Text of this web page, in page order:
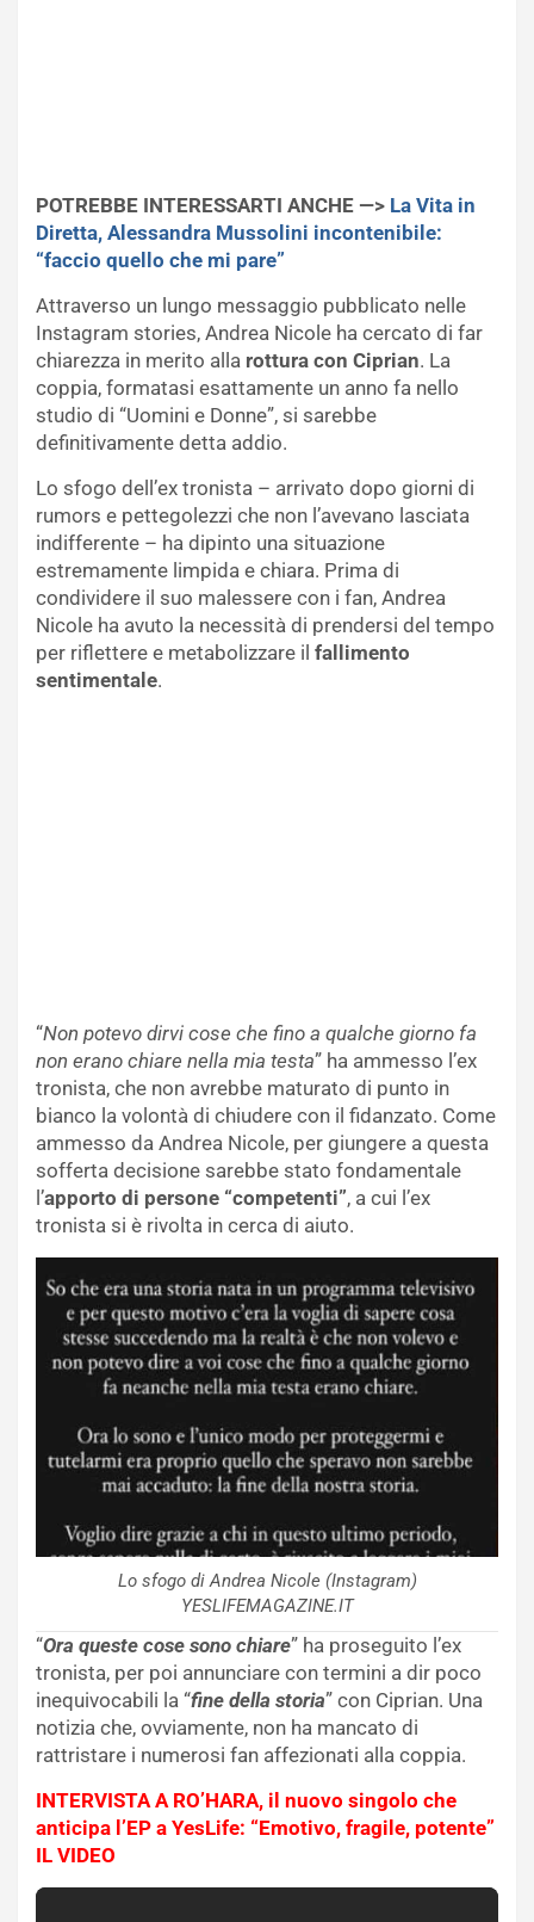
POTREBBE INTERESSARTI ANCHE —> La Vita in
Diretta, Alessandra Mussolini incontenibile:
“faccio quello che mi pare”
Attraverso un lungo messaggio pubblicato nelle
Instagram stories, Andrea Nicole ha cercato di far
chiarezza in merito alla rottura con Ciprian. La
coppia, formatasi esattamente un anno fa nello
studio di “Uomini e Donne”, si sarebbe
definitivamente detta addio.
Lo sfogo dell’ex tronista – arrivato dopo giorni di
rumors e pettegolezzi che non l’avevano lasciata
indifferente – ha dipinto una situazione
estremamente limpida e chiara. Prima di
condividere il suo malessere con i fan, Andrea
Nicole ha avuto la necessità di prendersi del tempo
per riflettere e metabolizzare il fallimento
sentimentale.
“Non potevo dirvi cose che fino a qualche giorno fa
non erano chiare nella mia testa” ha ammesso l’ex
tronista, che non avrebbe maturato di punto in
bianco la volontà di chiudere con il fidanzato. Come
ammesso da Andrea Nicole, per giungere a questa
sofferta decisione sarebbe stato fondamentale
l’apporto di persone “competenti”, a cui l’ex
tronista si è rivolta in cerca di aiuto.
Lo sfogo di Andrea Nicole (Instagram)
YESLIFEMAGAZINE.IT
“Ora queste cose sono chiare” ha proseguito l’ex
tronista, per poi annunciare con termini a dir poco
inequivocabili la “fine della storia” con Ciprian. Una
notizia che, ovviamente, non ha mancato di
rattristare i numerosi fan affezionati alla coppia.
INTERVISTA A RO’HARA, il nuovo singolo che
anticipa l’EP a YesLife: “Emotivo, fragile, potente”
IL VIDEO